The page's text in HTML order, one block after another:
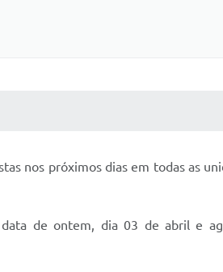
nos próximos dias em todas as
de ontem, dia 03 de abril e